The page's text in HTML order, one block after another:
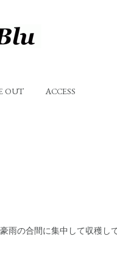
OUT ACCESS
の合間に集中して収穫し